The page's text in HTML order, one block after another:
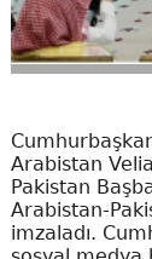
Arabistan
Pakistan
Arabistan-
imzaladı.